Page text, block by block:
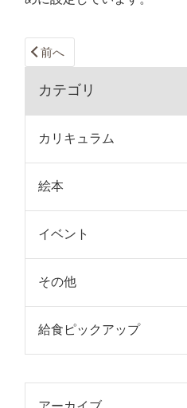
前へ
カテゴリ
カリキュラム
絵本
イベント
その他
給食ピックアップ